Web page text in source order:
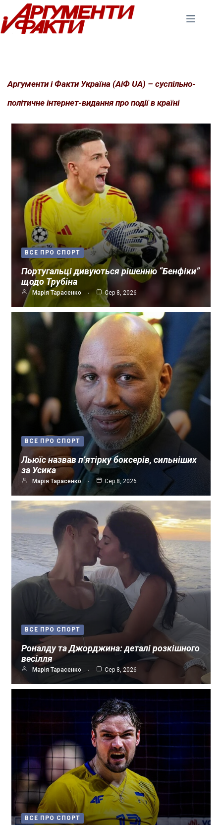
Перейти
до
вмісту
Аргументи і Факти Україна (АіФ UA) – суспільно-
політичне інтернет-видання про події в країні
ВСЕ ПРО СПОРТ
Португальці дивуються рішенню “Бенфіки”
щодо Трубіна
Марія Тарасенко Сер 8, 2026
ВСЕ ПРО СПОРТ
Льюїс назвав п’ятірку боксерів, сильніших
за Усика
Марія Тарасенко Сер 8, 2026
ВСЕ ПРО СПОРТ
Роналду та Джорджина: деталі розкішного
весілля
Марія Тарасенко Сер 8, 2026
ВСЕ ПРО СПОРТ